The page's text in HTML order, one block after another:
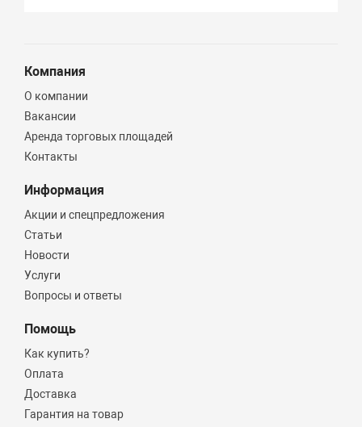
Компания
О компании
Вакансии
Аренда торговых площадей
Контакты
Информация
Акции и спецпредложения
Статьи
Новости
Услуги
Вопросы и ответы
Помощь
Как купить?
Оплата
Доставка
Гарантия на товар